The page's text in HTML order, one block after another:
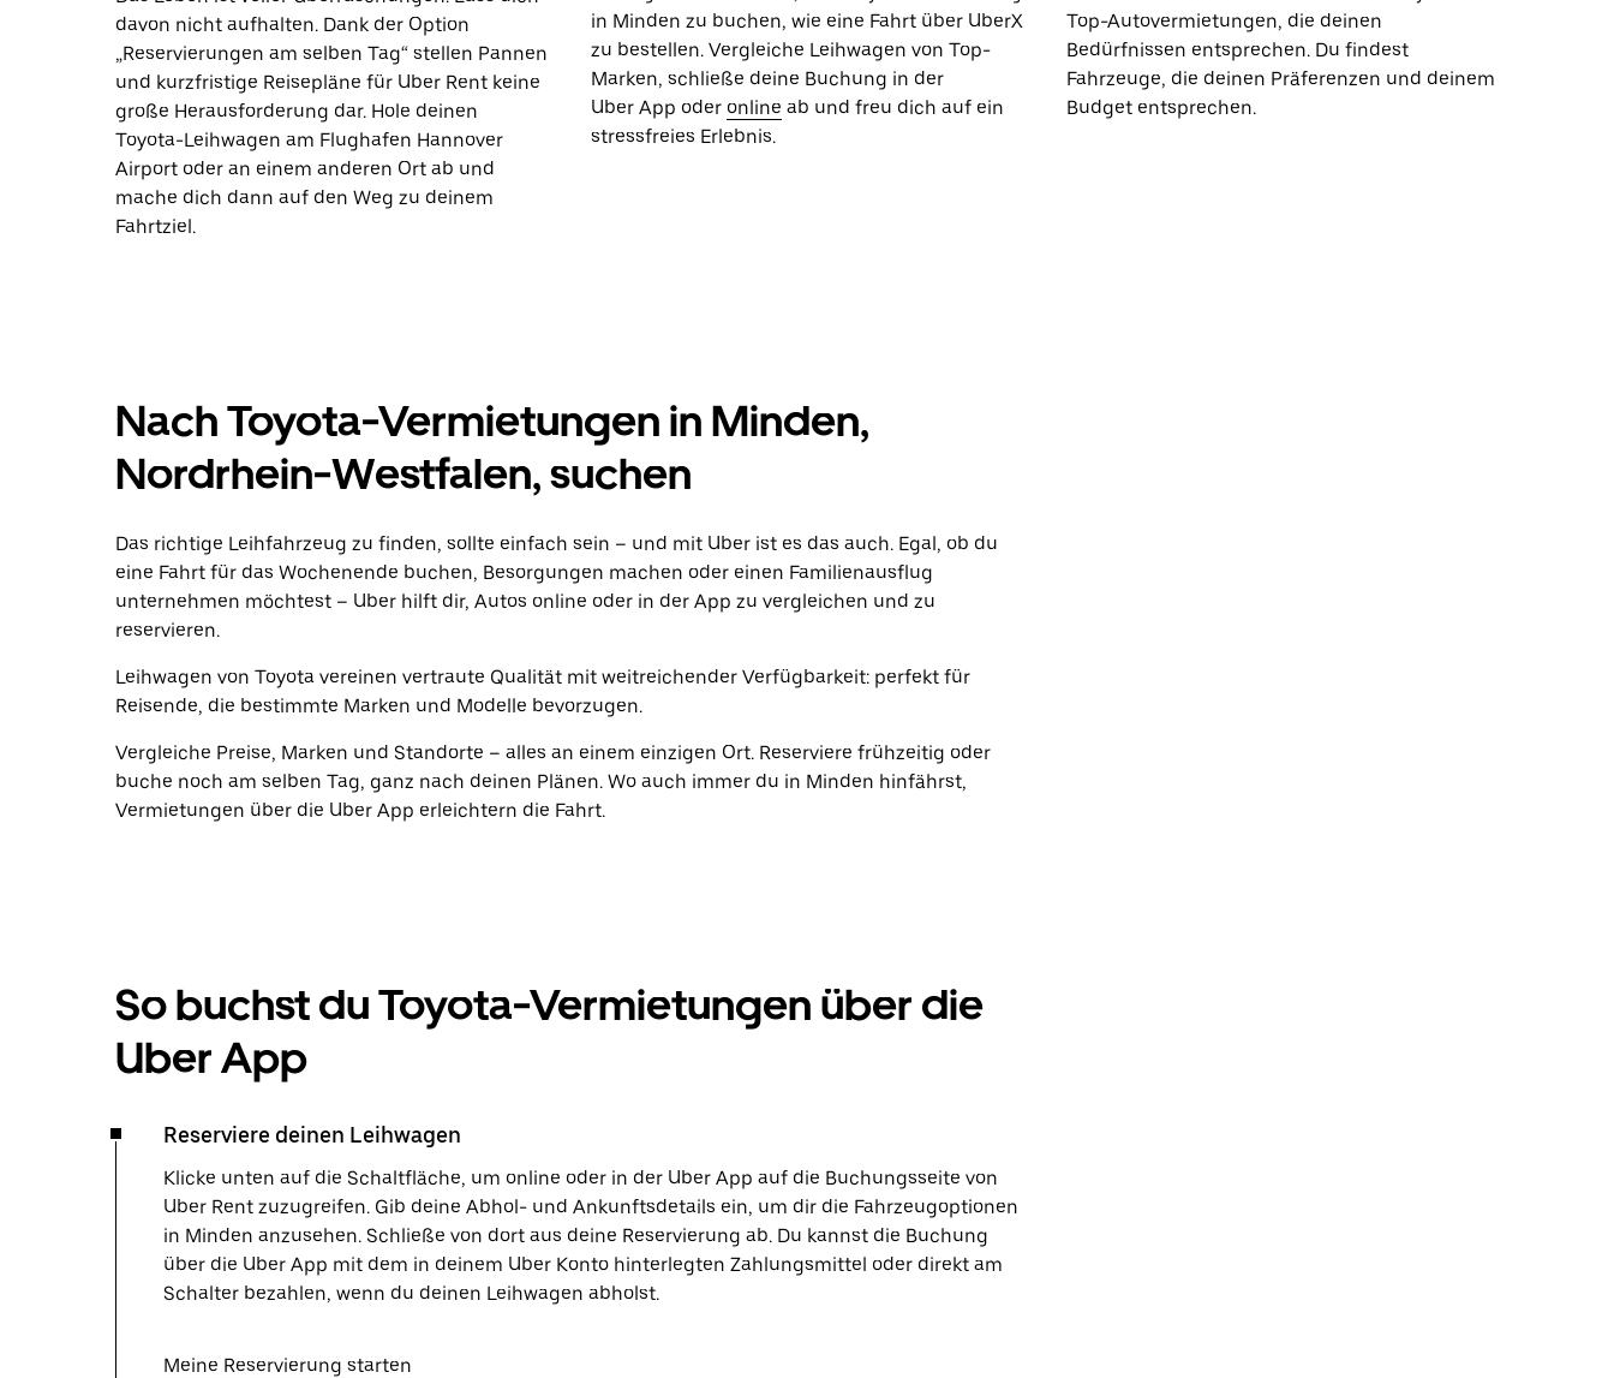
davon nicht aufhalten. Dank der Option
„Reservierungen am selben Tag“ stellen Pannen
und kurzfristige Reisepläne für Uber Rent keine
große Herausforderung dar. Hole deinen
Toyota-Leihwagen am Flughafen Hannover
Airport oder an einem anderen Ort ab und
mache dich dann auf den Weg zu deinem
Fahrtziel.
in Minden zu buchen, wie eine Fahrt über UberX
zu bestellen. Vergleiche Leihwagen von Top-
Marken, schließe deine Buchung in der
Uber App oder online ab und freu dich auf ein
stressfreies Erlebnis.
Top-Autovermietungen, die deinen
Bedürfnissen entsprechen. Du findest
Fahrzeuge, die deinen Präferenzen und deinem
Budget entsprechen.
Nach Toyota-Vermietungen in Minden,
Nordrhein-Westfalen, suchen
Das richtige Leihfahrzeug zu finden, sollte einfach sein – und mit Uber ist es das auch. Egal, ob du
eine Fahrt für das Wochenende buchen, Besorgungen machen oder einen Familienausflug
unternehmen möchtest – Uber hilft dir, Autos online oder in der App zu vergleichen und zu
reservieren.
Leihwagen von Toyota vereinen vertraute Qualität mit weitreichender Verfügbarkeit: perfekt für
Reisende, die bestimmte Marken und Modelle bevorzugen.
Vergleiche Preise, Marken und Standorte – alles an einem einzigen Ort. Reserviere frühzeitig oder
buche noch am selben Tag, ganz nach deinen Plänen. Wo auch immer du in Minden hinfährst,
Vermietungen über die Uber App erleichtern die Fahrt.
So buchst du Toyota-Vermietungen über die
Uber App
Reserviere deinen Leihwagen
Klicke unten auf die Schaltfläche, um online oder in der Uber App auf die Buchungsseite von
Uber Rent zuzugreifen. Gib deine Abhol- und Ankunftsdetails ein, um dir die Fahrzeugoptionen
in Minden anzusehen. Schließe von dort aus deine Reservierung ab. Du kannst die Buchung
über die Uber App mit dem in deinem Uber Konto hinterlegten Zahlungsmittel oder direkt am
Schalter bezahlen, wenn du deinen Leihwagen abholst.
Meine Reservierung starten